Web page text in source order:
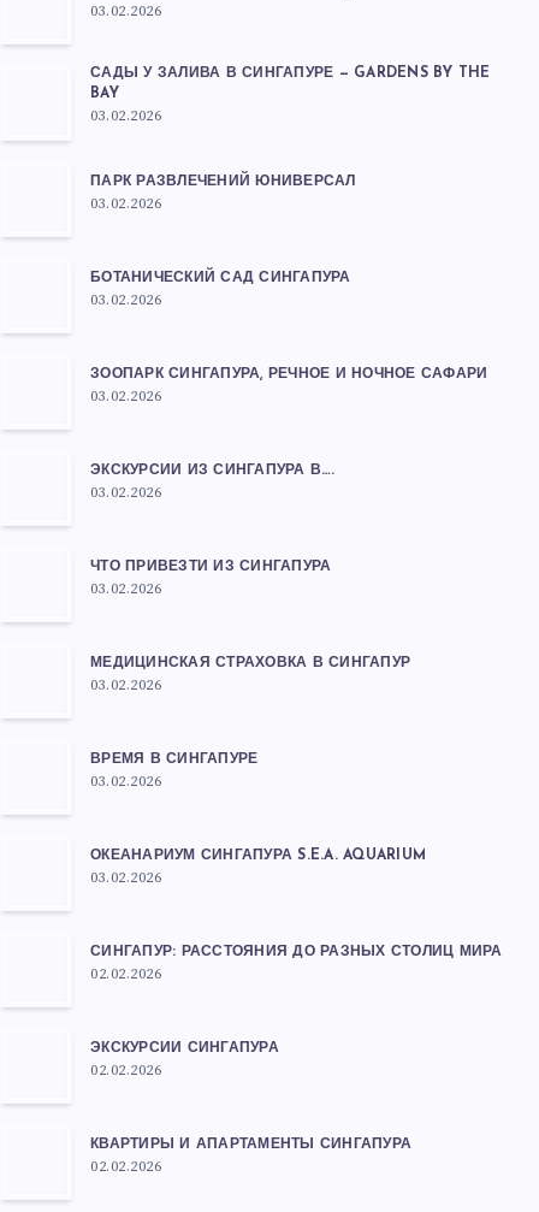
03.02.2026
САДЫ У ЗАЛИВА В СИНГАПУРЕ — GARDENS BY THE
BAY
03.02.2026
ПАРК РАЗВЛЕЧЕНИЙ ЮНИВЕРСАЛ
03.02.2026
БОТАНИЧЕСКИЙ САД СИНГАПУРА
03.02.2026
ЗООПАРК СИНГАПУРА, РЕЧНОЕ И НОЧНОЕ САФАРИ
03.02.2026
ЭКСКУРСИИ ИЗ СИНГАПУРА В….
03.02.2026
ЧТО ПРИВЕЗТИ ИЗ СИНГАПУРА
03.02.2026
МЕДИЦИНСКАЯ СТРАХОВКА В СИНГАПУР
03.02.2026
ВРЕМЯ В СИНГАПУРЕ
03.02.2026
ОКЕАНАРИУМ СИНГАПУРА S.E.A. AQUARIUM
03.02.2026
СИНГАПУР: РАССТОЯНИЯ ДО РАЗНЫХ СТОЛИЦ МИРА
02.02.2026
ЭКСКУРСИИ СИНГАПУРА
02.02.2026
КВАРТИРЫ И АПАРТАМЕНТЫ СИНГАПУРА
02.02.2026